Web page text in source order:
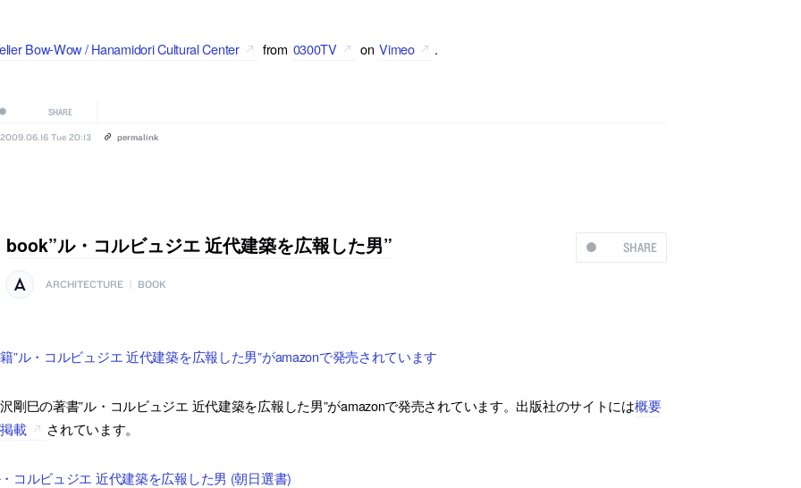
Bow-Wow / Hanamidori Cultural Center from 0300TV on Vimeo .
SHARE
2009.06.16 Tue 20:13 permalink
SHARE
book”ル・コルビュジエ 近代建築を広報した男”
ARCHITECTURE BOOK
”ル・コルビュジエ 近代建築を広報した男”がamazonで発売されています
剛巳の著書”ル・コルビュジエ 近代建築を広報した男”がamazonで発売されています。出版社のサイトには概要
載
されています。
コルビュジエ 近代建築を広報した男 (朝日選書)